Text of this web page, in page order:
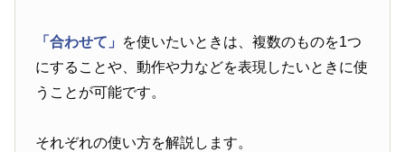
「合わせて」 を使いたいときは、複数のものを1つ
にすることや、動作や力などを表現したいときに使
うことが可能です。
それぞれの使い方を解説します。